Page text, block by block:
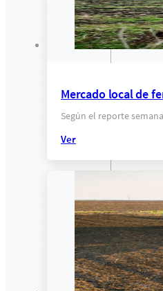
Mercado local de
Según el reporte
Ver